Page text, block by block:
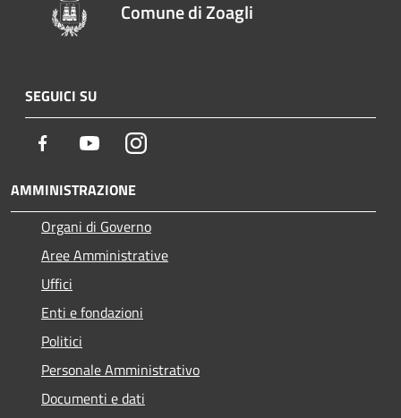
Comune di Zoagli
SEGUICI SU
Facebook YoutubeInstagram
AMMINISTRAZIONE
Organi di Governo
Aree Amministrative
Uffici
Enti e fondazioni
Politici
Personale Amministrativo
Documenti e dati